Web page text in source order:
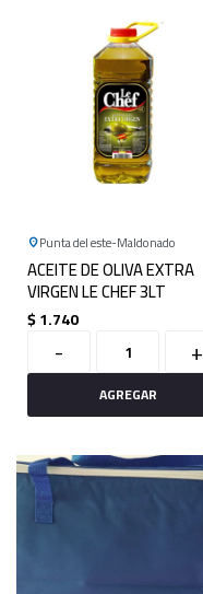
Punta del este Maldonado
ACEITE DE OLIVA EXTRA
VIRGEN LE CHEF 3LT
$1.740
- +